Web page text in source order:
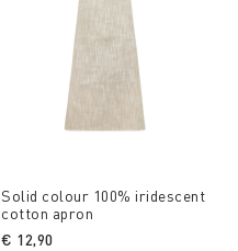
Solid colour 100% iridescent
cotton apron
€ 12,90